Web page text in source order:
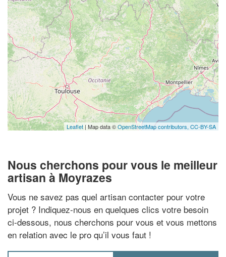
Leaflet | Map data ©OpenStreetMap contributors, CC-BY-SA
Nous cherchons pour vous le meilleur
artisan à Moyrazes
Vous ne savez pas quel artisan contacter pour votre
projet ? Indiquez-nous en quelques clics votre besoin
ci-dessous, nous cherchons pour vous et vous mettons
en relation avec le pro qu’il vous faut !